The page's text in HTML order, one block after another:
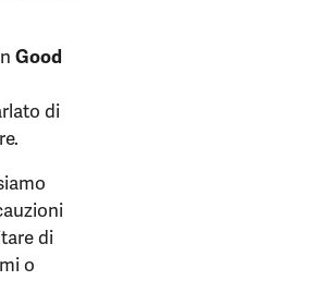
Good
di
di
o